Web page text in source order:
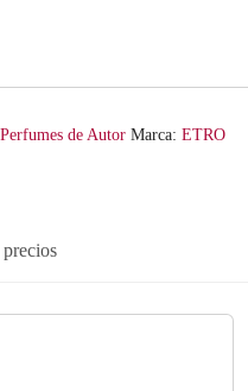
Perfumes de Autor Marca: ETRO